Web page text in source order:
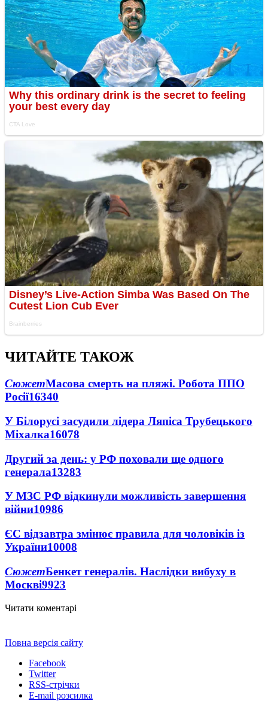
ЧИТАЙТЕ ТАКОЖ
СюжетМасова смерть на пляжі. Робота ППО
Росії16340
У Білорусі засудили лідера Ляпіса Трубецького
Міхалка16078
Другий за день: у РФ поховали ще одного
генерала13283
У МЗС РФ відкинули можливість завершення
війни10986
ЄС відзавтра змінює правила для чоловіків із
України10008
СюжетБенкет генералів. Наслідки вибуху в
Москві9923
Читати коментарі
Повна версія сайту
Facebook
Twitter
RSS-стрічки
E-mail розсилка